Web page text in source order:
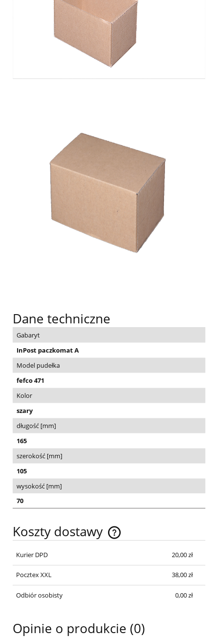
Dane techniczne
Gabaryt
InPost paczkomat A
Model pudełka
fefco 471
Kolor
szary
długość [mm]
165
szerokość [mm]
105
wysokość [mm]
70
Koszty dostawy
Cena nie zawiera ewentualnych kosztów płatności
Kurier DPD
20,00 zł
Pocztex XXL 38,00 zł
Odbiór osobisty 0,00 zł
Opinie o produkcie (0)